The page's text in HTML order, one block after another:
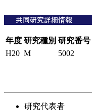
年度 研究種別 研究番号
H20 M 5002
研究代表者